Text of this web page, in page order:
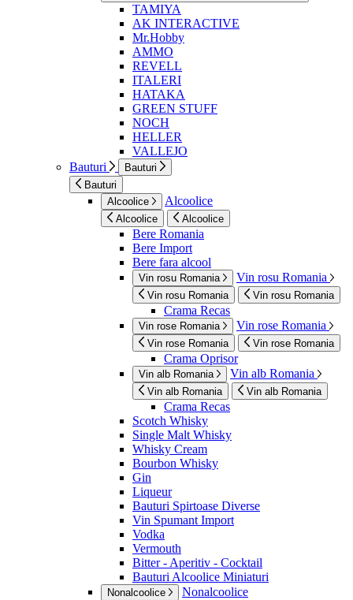
TAMIYA
AK INTERACTIVE
Mr.Hobby
AMMO
REVELL
ITALERI
HATAKA
GREEN STUFF
NOCH
HELLER
VALLEJO
Bauturi
Bauturi
Bauturi
Alcoolice
Alcoolice
Alcoolice Alcoolice
Bere Romania
Bere Import
Bere fara alcool
Vin rosu Romania Vin rosu Romania
Vin rosu Romania Vin rosu Romania
Crama Recas
Vin rose Romania Vin rose Romania
Vin rose Romania Vin rose Romania
Crama Oprisor
Vin alb Romania Vin alb Romania
Vin alb Romania Vin alb Romania
Crama Recas
Scotch Whisky
Single Malt Whisky
Whisky Cream
Bourbon Whisky
Gin
Liqueur
Bauturi Spirtoase Diverse
Vin Spumant Import
Vodka
Vermouth
Bitter - Aperitiv - Cocktail
Bauturi Alcoolice Miniaturi
Nonalcoolice Nonalcoolice